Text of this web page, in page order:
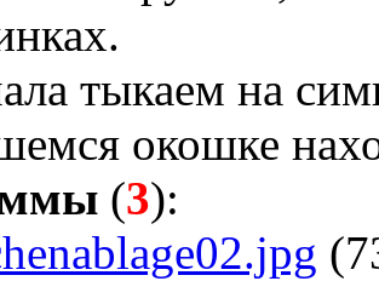
тыкаем на
окошке
(3):